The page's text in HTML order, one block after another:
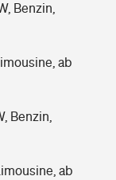
Benzin,
ab
Benzin,
ab